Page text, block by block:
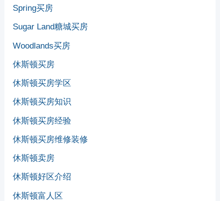
Spring买房
Sugar Land糖城买房
Woodlands买房
休斯顿买房
休斯顿买房学区
休斯顿买房知识
休斯顿买房经验
休斯顿买房维修装修
休斯顿卖房
休斯顿好区介绍
休斯顿富人区